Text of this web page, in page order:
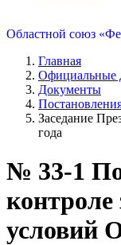
Областной союз
Главная
Официальные
Документы
Заседание
года
№ 33-1
контроле